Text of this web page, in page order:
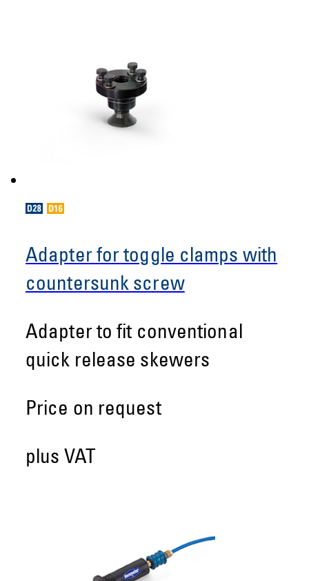
Adapter for toggle clamps with
countersunk screw
Adapter to fit conventional
quick release skewers
Price on request
plus VAT